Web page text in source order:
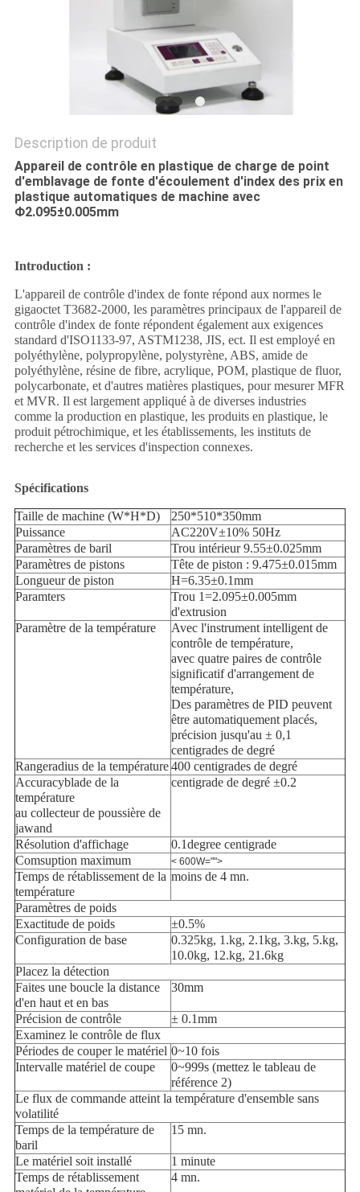
Description de produit
Appareil de contrôle en plastique de charge de point
d'emblavage de fonte d'écoulement d'index des prix en
plastique automatiques de machine avec
Φ2.095±0.005mm
Introduction :
L'appareil de contrôle d'index de fonte répond aux normes le
gigaoctet T3682-2000, les paramètres principaux de l'appareil de
contrôle d'index de fonte répondent également aux exigences
standard d'ISO1133-97, ASTM1238, JIS, ect. Il est employé en
polyéthylène, polypropylène, polystyrène, ABS, amide de
polyéthylène, résine de fibre, acrylique, POM, plastique de fluor,
polycarbonate, et d'autres matières plastiques, pour mesurer MFR
et MVR. Il est largement appliqué à de diverses industries
comme la production en plastique, les produits en plastique, le
produit pétrochimique, et les établissements, les instituts de
recherche et les services d'inspection connexes.
Spécifications
Taille de machine (W*H*D)
250*510*350mm
Puissance
AC220V±10% 50Hz
Paramètres de baril
Trou intérieur 9.55±0.025mm
Paramètres de pistons
Tête de piston : 9.475±0.015mm
Longueur de piston
H=6.35±0.1mm
Paramters
Trou 1=2.095±0.005mm
d'extrusion
Paramètre de la température
Avec l'instrument intelligent de
contrôle de température,
avec quatre paires de contrôle
significatif d'arrangement de
température,
Des paramètres de PID peuvent
être automatiquement placés,
précision jusqu'au ± 0,1
centigrades de degré
Rangeradius de la température400 centigrades de degré
Accuracyblade de la
température
au collecteur de poussière de
jawand
centigrade de degré ±0.2
Résolution d'affichage
0.1degree centigrade
Comsuption maximum
< 600W="">
Temps de rétablissement de la
température
moins de 4 mn.
Paramètres de poids
Exactitude de poids
±0.5%
Configuration de base
0.325kg, 1.kg, 2.1kg, 3.kg, 5.kg,
10.0kg, 12.kg, 21.6kg
Placez la détection
Faites une boucle la distance
d'en haut et en bas
30mm
Précision de contrôle
± 0.1mm
Examinez le contrôle de flux
Périodes de couper le matériel 0~10 fois
Intervalle matériel de coupe
0~999s (mettez le tableau de
référence 2)
Le flux de commande atteint la température d'ensemble sans
volatilité
Temps de la température de
baril
15 mn.
Le matériel soit installé
1 minute
Temps de rétablissement
4 mn.